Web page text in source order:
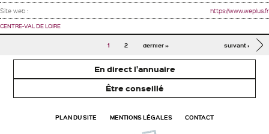
Site web : https://www.weplus.fr
CENTRE-VAL DE LOIRE
Pages
1 2 suivant ›
dernier »
En direct l'annuaire
Être conseillé
PLAN DU SITE MENTIONS LÉGALES CONTACT